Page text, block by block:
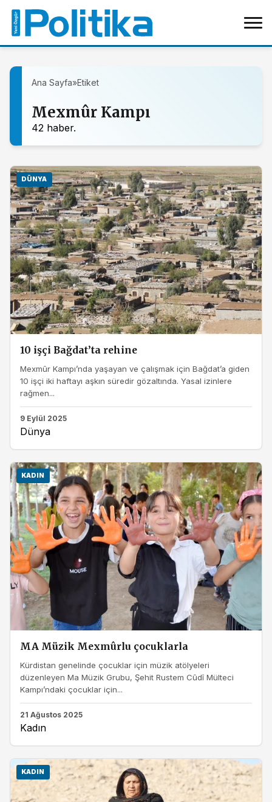
Ana Sayfa»Etiket
Mexmûr Kampı
42 haber.
DÜNYA
10 işçi Bağdat’ta rehine
Mexmûr Kampı’nda yaşayan ve çalışmak için Bağdat’a giden
10 işçi iki haftayı aşkın süredir gözaltında. Yasal izinlere
rağmen...
9 Eylül 2025
Dünya
KADIN
MA Müzik Mexmûrlu çocuklarla
Kürdistan genelinde çocuklar için müzik atölyeleri
düzenleyen Ma Müzik Grubu, Şehit Rustem Cûdî Mülteci
Kampı’ndaki çocuklar için...
21 Ağustos 2025
Kadın
KADIN